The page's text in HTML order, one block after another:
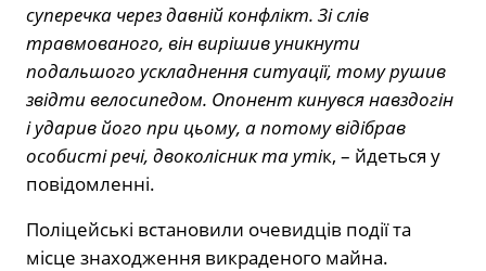
суперечка через давній конфлікт. Зі слів
травмованого, він вирішив уникнути
подальшого ускладнення ситуації, тому рушив
звідти велосипедом. Опонент кинувся навздогін
і ударив його при цьому, а потому відібрав
особисті речі, двоколісник та утік, – йдеться у
повідомленні.
Поліцейські встановили очевидців події та
місце знаходження викраденого майна.